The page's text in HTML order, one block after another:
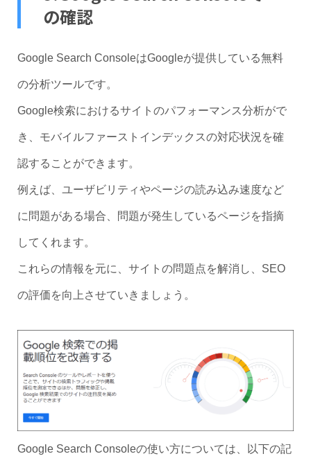
の確認
Google Search ConsoleはGoogleが提供している無料
の分析ツールです。
Google検索におけるサイトのパフォーマンス分析がで
き、モバイルファーストインデックスの対応状況を確
認することができます。
例えば、ユーザビリティやページの読み込み速度など
に問題がある場合、問題が発生しているページを指摘
してくれます。
これらの情報を元に、サイトの問題点を解消し、SEO
の評価を向上させていきましょう。
Google Search Consoleの使い方については、以下の記